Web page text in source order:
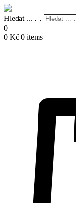
Hledat ... …
0
0 Kč 0 items